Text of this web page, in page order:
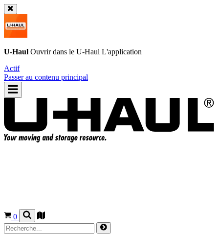
U-Haul Ouvrir dans le U-Haul L'application
Actif
Passer au contenu principal
0